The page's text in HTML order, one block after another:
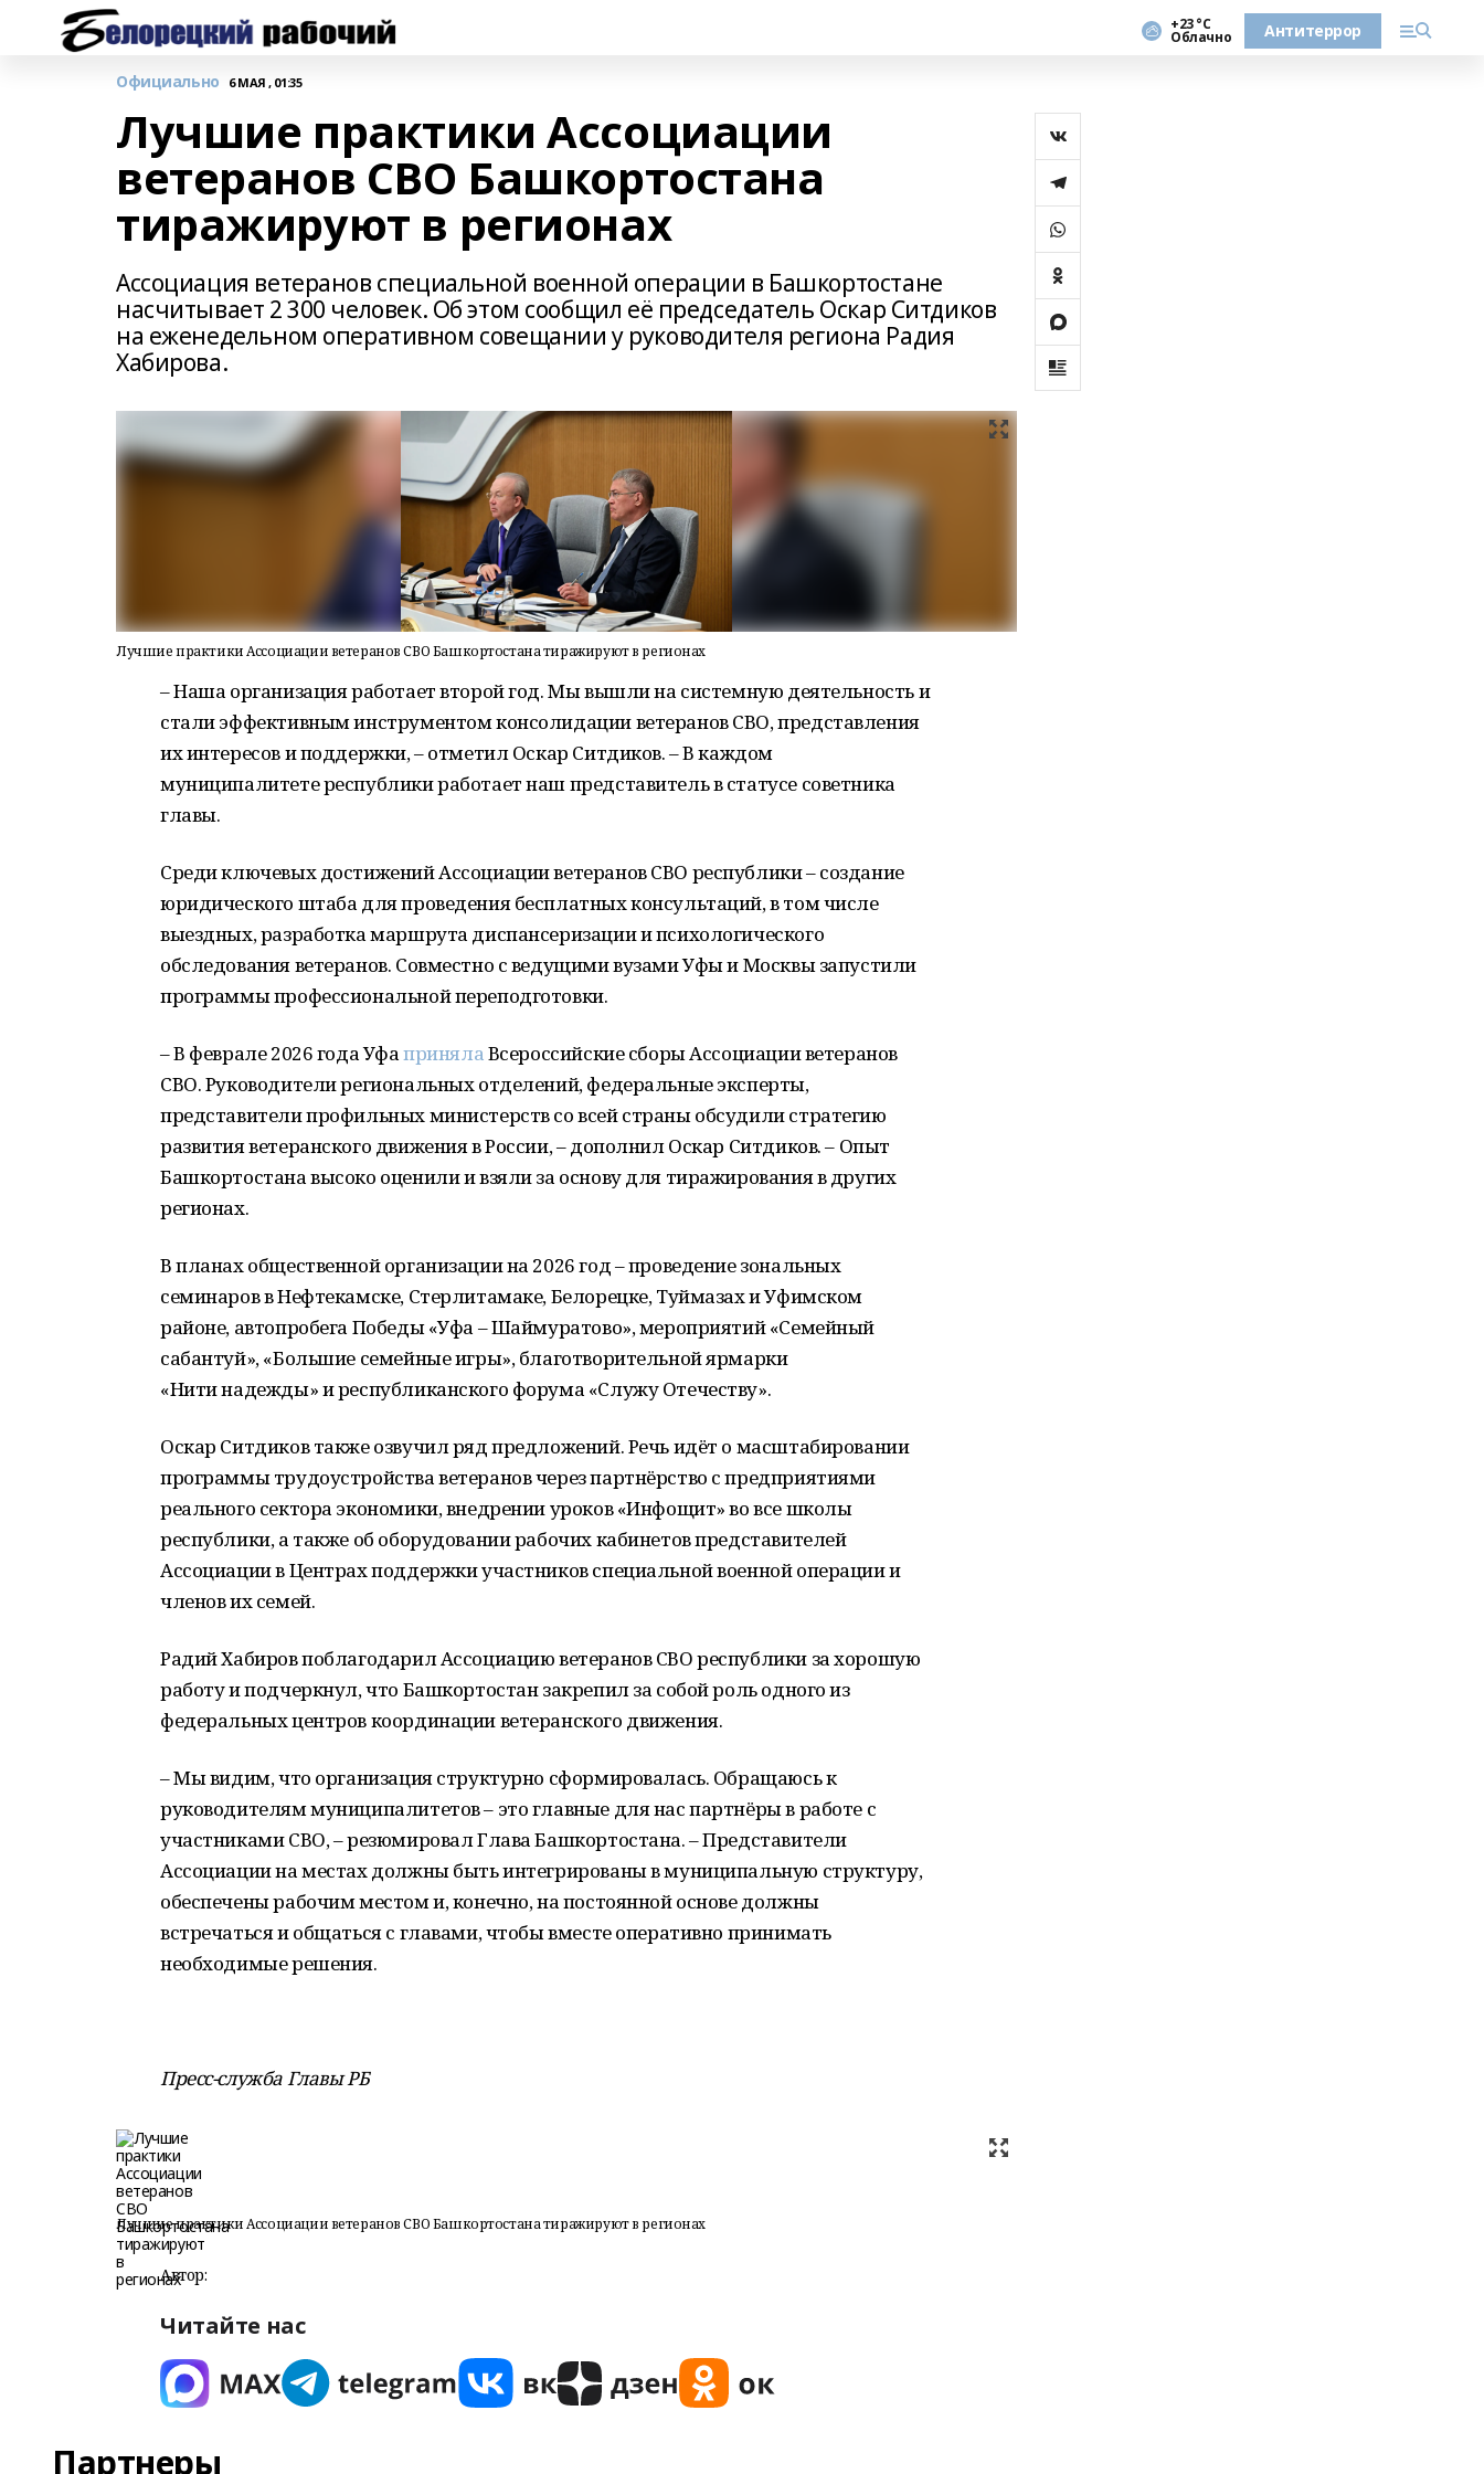
+23 °С
Облачно Антитеррор
Официально 6 МАЯ , 01:35
Лучшие практики Ассоциации
ветеранов СВО Башкортостана
тиражируют в регионах
Ассоциация ветеранов специальной военной операции в Башкортостане
насчитывает 2 300 человек. Об этом сообщил её председатель Оскар Ситдиков
на еженедельном оперативном совещании у руководителя региона Радия
Хабирова.
Лучшие практики Ассоциации ветеранов СВО Башкортостана тиражируют в регионах
– Наша организация работает второй год. Мы вышли на системную деятельность и
стали эффективным инструментом консолидации ветеранов СВО, представления
их интересов и поддержки, – отметил Оскар Ситдиков. – В каждом
муниципалитете республики работает наш представитель в статусе советника
главы.
Среди ключевых достижений Ассоциации ветеранов СВО республики – создание
юридического штаба для проведения бесплатных консультаций, в том числе
выездных, разработка маршрута диспансеризации и психологического
обследования ветеранов. Совместно с ведущими вузами Уфы и Москвы запустили
программы профессиональной переподготовки.
– В феврале 2026 года УфапринялаВсероссийские сборы Ассоциации ветеранов
СВО. Руководители региональных отделений, федеральные эксперты,
представители профильных министерств со всей страны обсудили стратегию
развития ветеранского движения в России, – дополнил Оскар Ситдиков. – Опыт
Башкортостана высоко оценили и взяли за основу для тиражирования в других
регионах.
В планах общественной организации на 2026 год – проведение зональных
семинаров в Нефтекамске, Стерлитамаке, Белорецке, Туймазах и Уфимском
районе, автопробега Победы «Уфа – Шаймуратово», мероприятий «Семейный
сабантуй», «Большие семейные игры», благотворительной ярмарки
«Нити надежды» и республиканского форума «Служу Отечеству».
Оскар Ситдиков также озвучил ряд предложений. Речь идёт о масштабировании
программы трудоустройства ветеранов через партнёрство с предприятиями
реального сектора экономики, внедрении уроков «Инфощит» во все школы
республики, а также об оборудовании рабочих кабинетов представителей
Ассоциации в Центрах поддержки участников специальной военной операции и
членов их семей.
Радий Хабиров поблагодарил Ассоциацию ветеранов СВО республики за хорошую
работу и подчеркнул, что Башкортостан закрепил за собой роль одного из
федеральных центров координации ветеранского движения.
– Мы видим, что организация структурно сформировалась. Обращаюсь к
руководителям муниципалитетов – это главные для нас партнёры в работе с
участниками СВО, – резюмировал Глава Башкортостана. – Представители
Ассоциации на местах должны быть интегрированы в муниципальную структуру,
обеспечены рабочим местом и, конечно, на постоянной основе должны
встречаться и общаться с главами, чтобы вместе оперативно принимать
необходимые решения.
Пресс-служба Главы РБ
Лучшие практики Ассоциации ветеранов СВО Башкортостана тиражируют в регионах
Автор:
Читайте нас
Партнеры